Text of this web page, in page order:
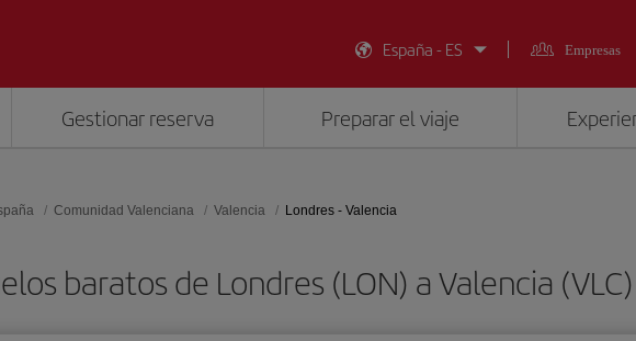
España - ES
Empresas
Gestionar reserva Preparar el viaje
Comunidad Valenciana Valencia Londres - Valencia
baratos de Londres (LON) a Valencia